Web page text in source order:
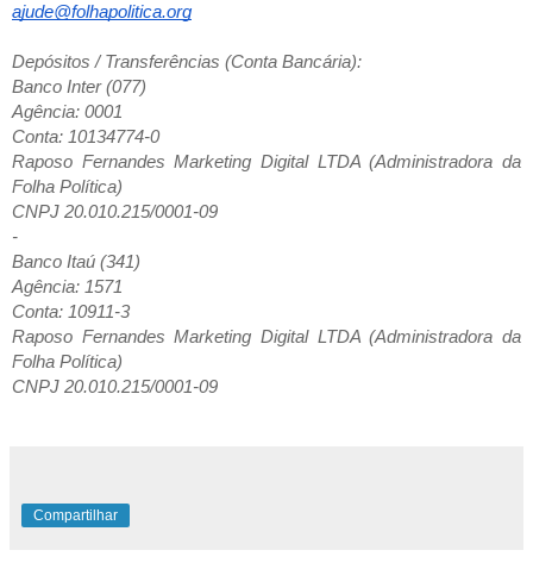
ajude@folhapolitica.org
Depósitos / Transferências (Conta Bancária):
Banco Inter (077)
Agência: 0001
Conta: 10134774-0
Raposo Fernandes Marketing Digital LTDA (Administradora da
Folha Política)
CNPJ 20.010.215/0001-09
-
Banco Itaú (341)
Agência: 1571
Conta: 10911-3
Raposo Fernandes Marketing Digital LTDA (Administradora da
Folha Política)
CNPJ 20.010.215/0001-09
Compartilhar